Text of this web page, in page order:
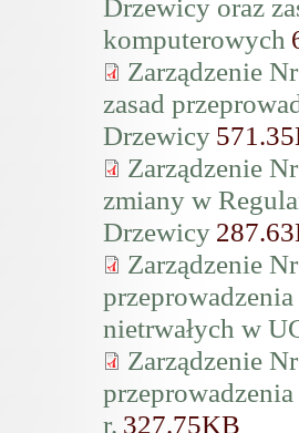
Drzewicy oraz
komputerowych
Zarządzenie
zasad
Drzewicy
Zarządzenie
zmiany w
Drzewicy
Zarządzenie
nietrwałych w
Zarządzenie
r. 327.75KB